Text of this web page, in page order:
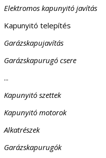
Elektromos kapunyitó javítás
Kapunyitó telepítés
Garázskapujavítás
Garázskapurugó csere
...
Kapunyitó szettek
Kapunyitó motorok
Alkatrészek
Garázskapurugók